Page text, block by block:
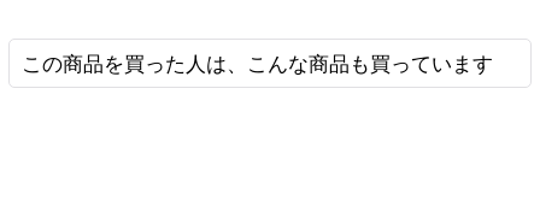
この商品を買った人は、こんな商品も買っています